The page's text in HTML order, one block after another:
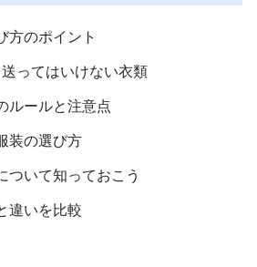
方のポイント
ってはいけない衣類
ルールと注意点
装の選び方
ついて知っておこう
違いを比較